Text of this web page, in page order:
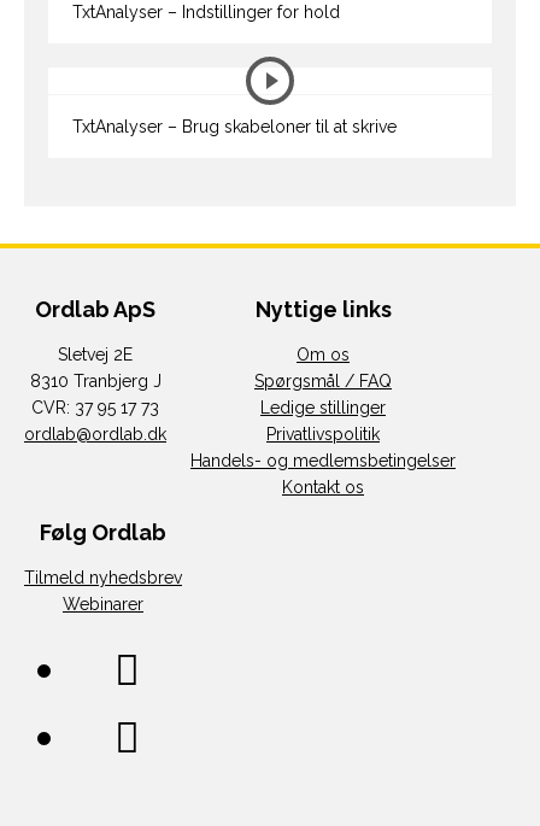
TxtAnalyser – Indstillinger for hold
TxtAnalyser – Brug skabeloner til at skrive
Ordlab ApS
Sletvej 2E
8310 Tranbjerg J
CVR: 37 95 17 73
ordlab@ordlab.dk
Nyttige links
Om os
Spørgsmål / FAQ
Ledige stillinger
Privatlivspolitik
Handels- og medlemsbetingelser
Kontakt os
Følg Ordlab
Tilmeld nyhedsbrev
Webinarer